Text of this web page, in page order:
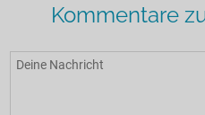
Kommentare